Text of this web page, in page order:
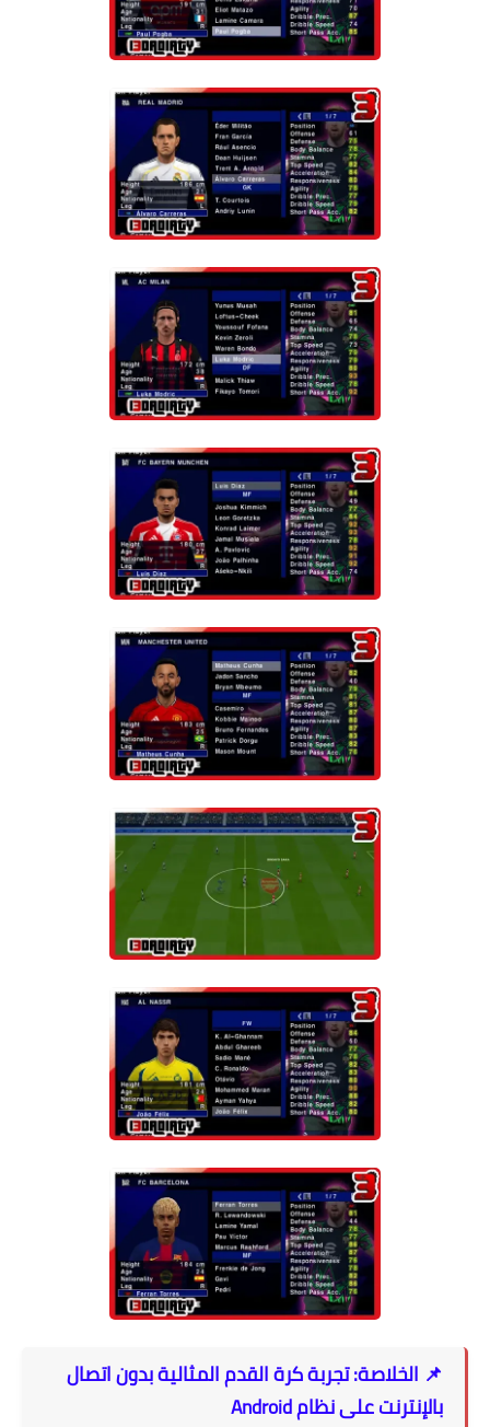
📌 الخلاصة: تجربة كرة القدم المثالية بدون اتصال
بالإنترنت على نظام Android